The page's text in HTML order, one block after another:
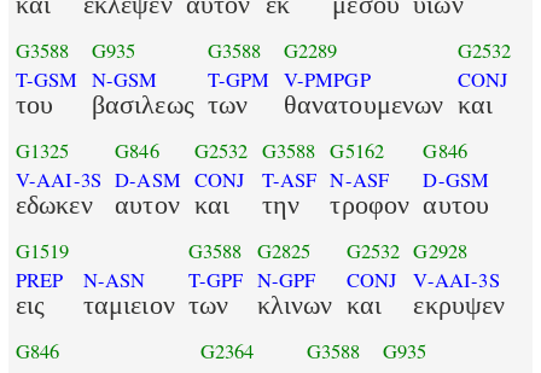
G3588
T-GSM
του
G935
N-GSM
βασιλεως
G3588
T-GPM
των
G2289
V-PMPGP
θανατουμενων
G2532
CONJ
και
G1325
V-AAI-3S
εδωκεν
G846
D-ASM
αυτον
G2532
CONJ
και
G3588
T-ASF
την
G5162
N-ASF
τροφον
G846
D-GSM
αυτου
G1519
PREP
εις
N-ASN
ταμιειον
G3588
T-GPF
των
G2825
N-GPF
κλινων
G2532
CONJ
και
G2928
V-AAI-3S
εκρυψεν
G846
G2364
G3588
G935